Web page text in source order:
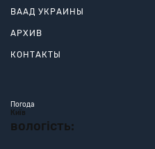
ВААД УКРАИНЫ
АРХИВ
КОНТАКТЫ
Погода
Київ
вологість: